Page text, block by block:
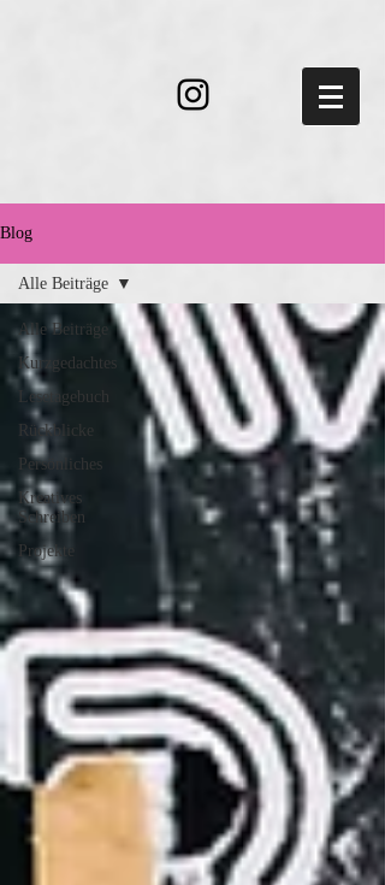
Blog
Alle Beiträge
Kurzgedachtes
Lesetagebuch
Rückblicke
Persönliches
Kreatives
Schreiben
Projekte
Alle Beiträge